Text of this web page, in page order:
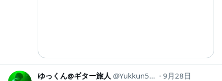
ゆっくん@ギター旅人 Yukkun5150
9月28日